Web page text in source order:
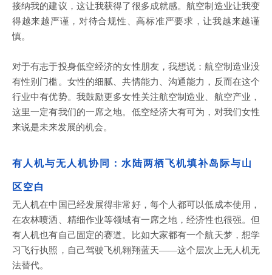
接纳我的建议，这让我获得了很多成就感。航空制造业让我变
得越来越严谨，对待合规性、高标准严要求，让我越来越谨
慎。
对于有志于投身低空经济的女性朋友，我想说：航空制造业没
有性别门槛。女性的细腻、共情能力、沟通能力，反而在这个
行业中有优势。我鼓励更多女性关注航空制造业、航空产业，
这里一定有我们的一席之地。低空经济大有可为，对我们女性
来说是未来发展的机会。
有人机与无人机协同： 水陆两栖飞机填补岛际与山
区空白
无人机在中国已经发展得非常好，每个人都可以低成本使用，
在农林喷洒、精细作业等领域有一席之地，经济性也很强。但
有人机也有自己固定的赛道。比如大家都有一个航天梦，想学
习飞行执照，自己驾驶飞机翱翔蓝天——这个层次上无人机无
法替代。